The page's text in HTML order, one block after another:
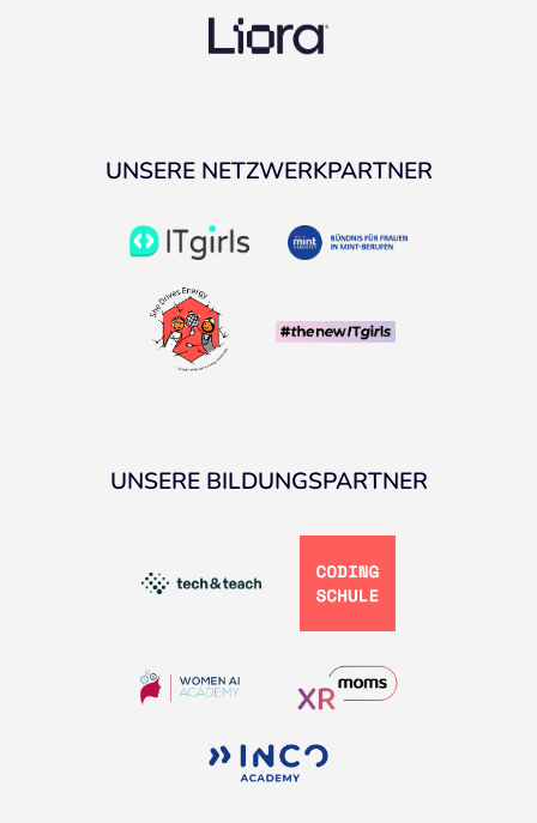
UNSERE NETZWERKPARTNER
UNSERE BILDUNGSPARTNER